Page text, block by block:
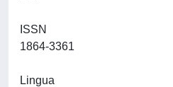
ISSN
Lingua